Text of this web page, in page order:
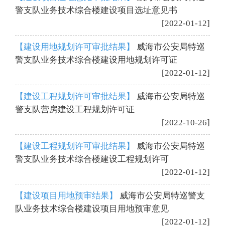
警支队业务技术综合楼建设项目选址意见书
[2022-01-12]
【建设用地规划许可审批结果】 威海市公安局特巡
警支队业务技术综合楼建设用地规划许可证
[2022-01-12]
【建设工程规划许可审批结果】 威海市公安局特巡
警支队营房建设工程规划许可证
[2022-10-26]
【建设工程规划许可审批结果】 威海市公安局特巡
警支队业务技术综合楼建设工程规划许可
[2022-01-12]
【建设项目用地预审结果】 威海市公安局特巡警支
队业务技术综合楼建设项目用地预审意见
[2022-01-12]